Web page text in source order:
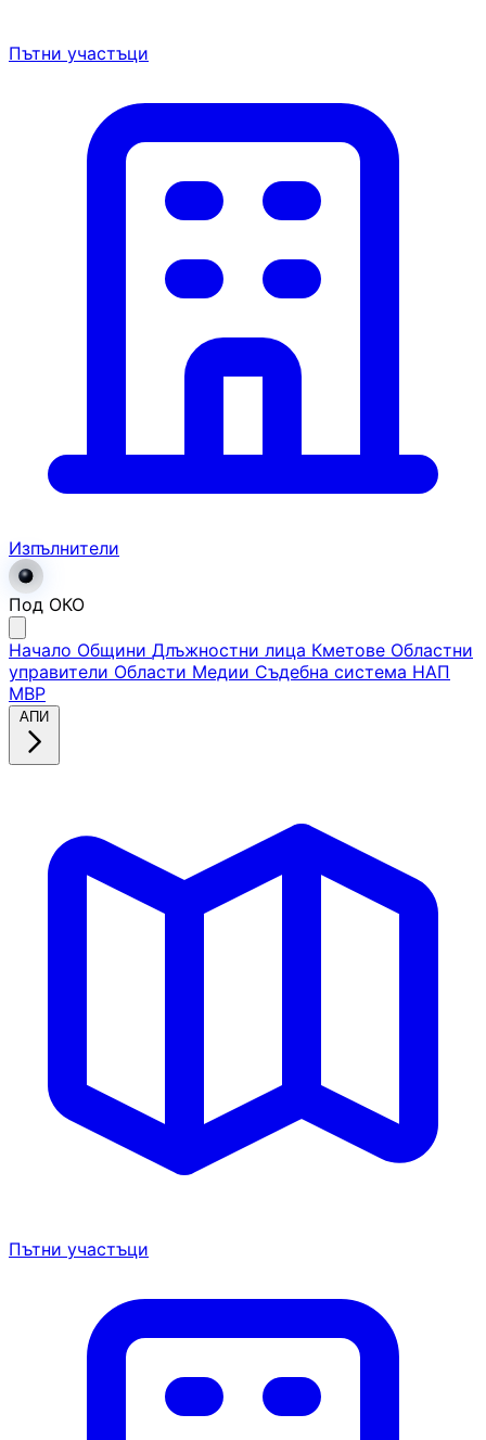
Пътни участъци
Изпълнители
Под ОКО
Начало Общини Длъжностни лица Кметове Областни
управители Области Медии Съдебна система НАП
МВР
АПИ
Пътни участъци